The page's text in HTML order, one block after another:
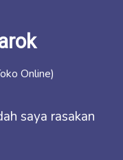
Online)
saya rasakan